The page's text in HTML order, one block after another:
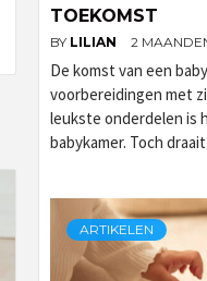
TOEKOMST
BY LILIAN 2
De komst van een
voorbereidingen met
leukste onderdelen is
babykamer. Toch
ARTIKELEN